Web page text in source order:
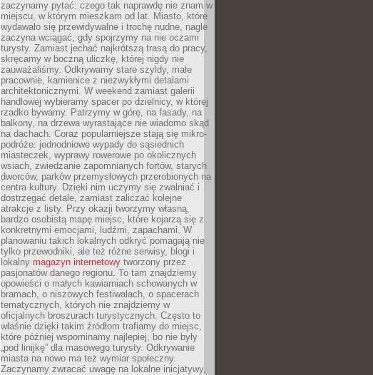
zaczynamy pytać: czego tak naprawdę nie znam w
miejscu, w którym mieszkam od lat. Miasto, które
wydawało się przewidywalne i trochę nudne, nagle
zaczyna wciągać, gdy spojrzymy na nie oczami
turysty. Zamiast jechać najkrótszą trasą do pracy,
skręcamy w boczną uliczkę, której nigdy nie
zauważaliśmy. Odkrywamy stare szyldy, małe
pracownie, kamienice z niezwykłymi detalami
architektonicznymi. W weekend zamiast galerii
handlowej wybieramy spacer po dzielnicy, w której
rzadko bywamy. Patrzymy w górę, na fasady, na
balkony, na drzewa wyrastające nie wiadomo skąd
na dachach. Coraz popularniejsze stają się mikro-
podróże: jednodniowe wypady do sąsiednich
miasteczek, wyprawy rowerowe po okolicznych
wsiach, zwiedzanie zapomnianych fortów, starych
dworców, parków przemysłowych przerobionych na
centra kultury. Dzięki nim uczymy się zwalniać i
dostrzegać detale, zamiast zaliczać kolejne
atrakcje z listy. Przy okazji tworzymy własną,
bardzo osobistą mapę miejsc, które kojarzą się z
konkretnymi emocjami, ludźmi, zapachami. W
planowaniu takich lokalnych odkryć pomagają nie
tylko przewodniki, ale też różne serwisy, blogi i
lokalny magazyn internetowy tworzony przez
pasjonatów danego regionu. To tam znajdziemy
opowieści o małych kawiarniach schowanych w
bramach, o niszowych festiwalach, o spacerach
tematycznych, których nie znajdziemy w
oficjalnych broszurach turystycznych. Często to
właśnie dzięki takim źródłom trafiamy do miejsc,
które później wspominamy najlepiej, bo nie były
„pod linijkę” dla masowego turysty. Odkrywanie
miasta na nowo ma też wymiar społeczny.
Zaczynamy zwracać uwagę na lokalne inicjatywy,